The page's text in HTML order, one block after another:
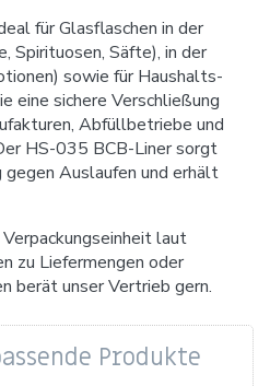
für Glasflaschen in der
Spirituosen, Säfte), in der
sowie für Haushalts-
eine sichere Verschließung
Abfüllbetriebe und
HS-035 BCB-Liner sorgt
Auslaufen und erhält
laut
zu Liefermengen oder
berät unser Vertrieb gern.
Produkte